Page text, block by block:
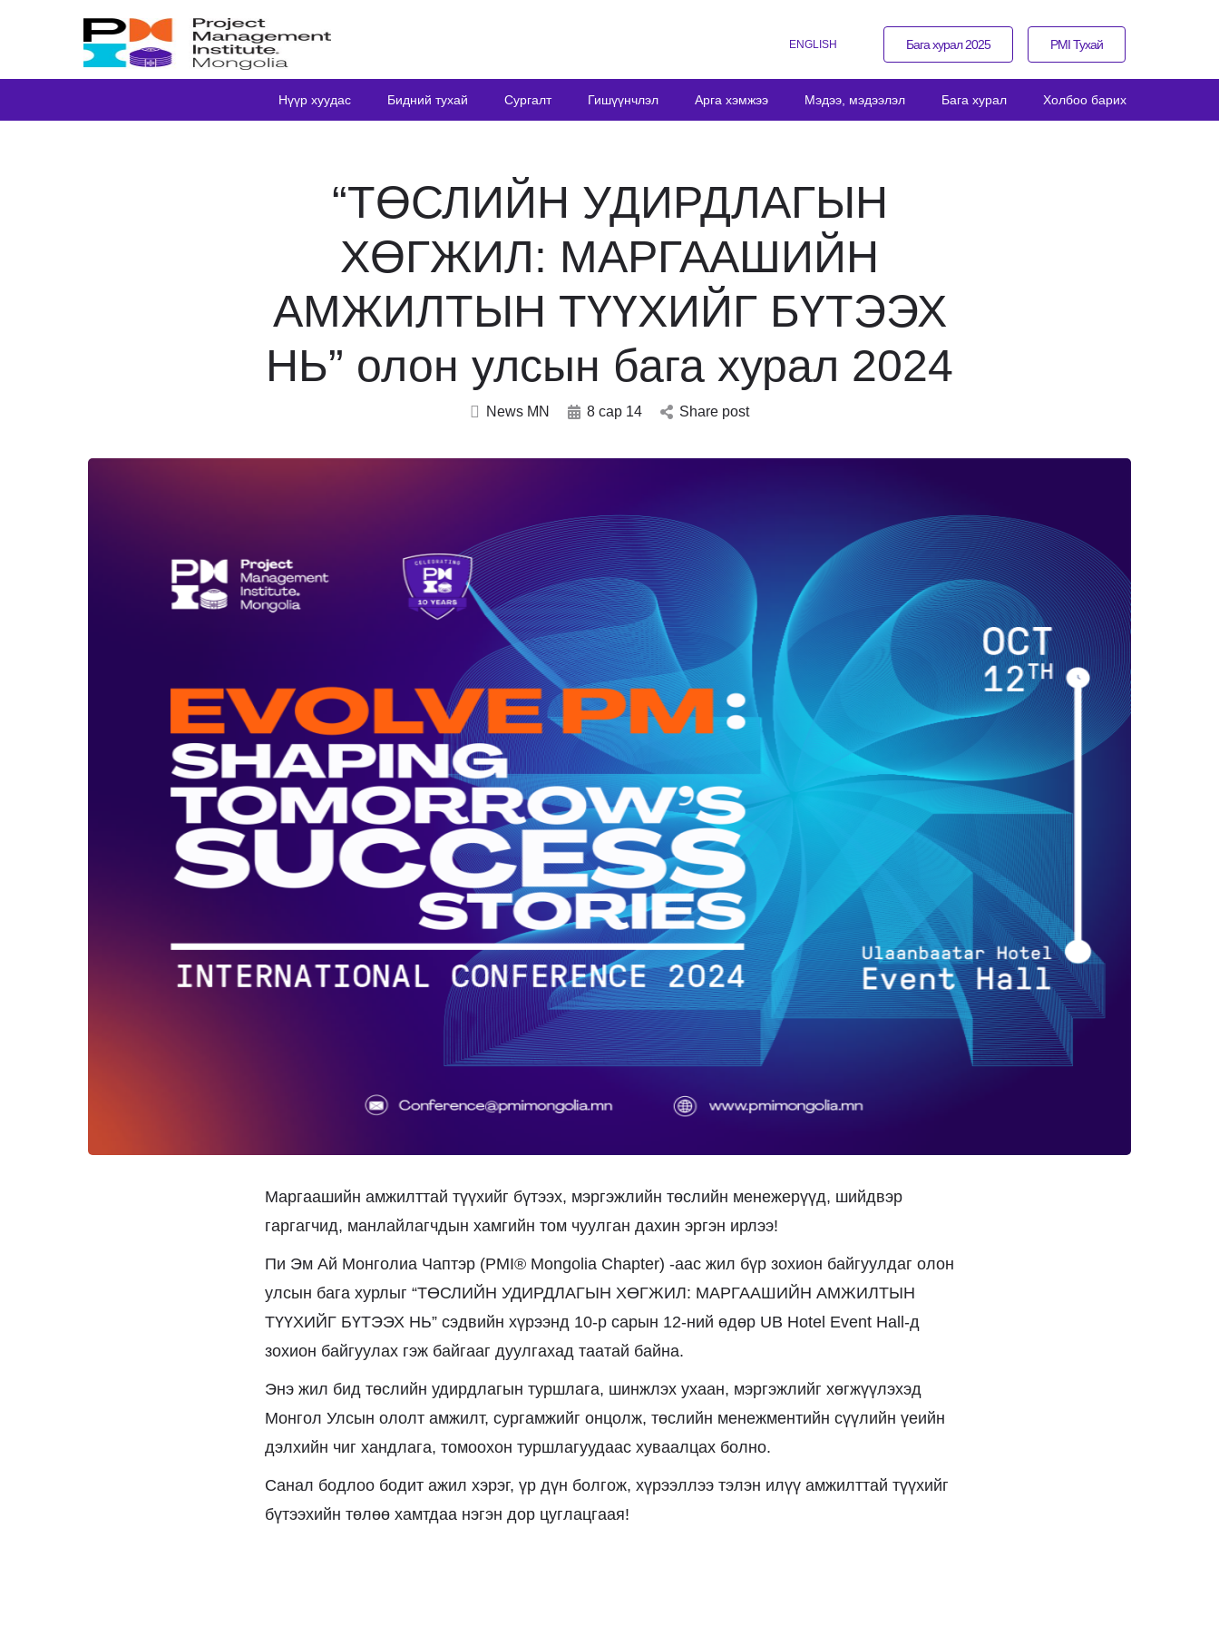
ENGLISH Бага хурал 2025 PMI Тухай
Нүүр хуудас Бидний тухай Сургалт Гишүүнчлэл Арга хэмжээ Мэдээ, мэдээлэл Бага хурал Холбоо барих
“ТӨСЛИЙН УДИРДЛАГЫН
ХӨГЖИЛ: МАРГААШИЙН
АМЖИЛТЫН ТҮҮХИЙГ БҮТЭЭХ
НЬ” олон улсын бага хурал 2024
News MN 8 сар 14 Share post
Маргаашийн амжилттай түүхийг бүтээх, мэргэжлийн төслийн менежерүүд, шийдвэр
гаргагчид, манлайлагчдын хамгийн том чуулган дахин эргэн ирлээ!
Пи Эм Ай Монголиа Чаптэр (PMI® Mongolia Chapter) -аас жил бүр зохион байгуулдаг олон
улсын бага хурлыг “ТӨСЛИЙН УДИРДЛАГЫН ХӨГЖИЛ: МАРГААШИЙН АМЖИЛТЫН
ТҮҮХИЙГ БҮТЭЭХ НЬ” сэдвийн хүрээнд 10-р сарын 12-ний өдөр UB Hotel Event Hall-д
зохион байгуулах гэж байгааг дуулгахад таатай байна.
Энэ жил бид төслийн удирдлагын туршлага, шинжлэх ухаан, мэргэжлийг хөгжүүлэхэд
Монгол Улсын ололт амжилт, сургамжийг онцолж, төслийн менежментийн сүүлийн үеийн
дэлхийн чиг хандлага, томоохон туршлагуудаас хуваалцах болно.
Санал бодлоо бодит ажил хэрэг, үр дүн болгож, хүрээллээ тэлэн илүү амжилттай түүхийг
бүтээхийн төлөө хамтдаа нэгэн дор цуглацгаая!